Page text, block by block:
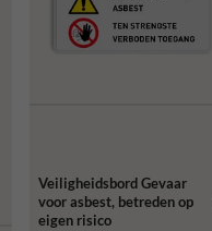
Veiligheidsbord Gevaar
voor asbest, betreden op
eigen risico